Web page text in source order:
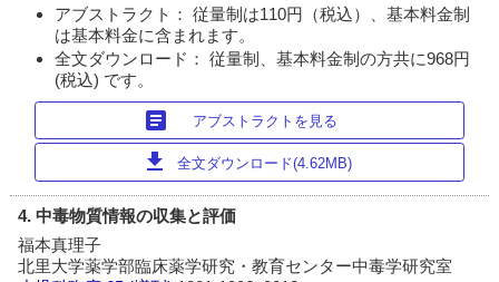
アブストラクト： 従量制は110円（税込）、基本料金制
は基本料金に含まれます。
全文ダウンロード： 従量制、基本料金制の方共に968円
(税込) です。
article アブストラクトを見る
download 全文ダウンロード(4.62MB)
4. 中毒物質情報の収集と評価
福本真理子
北里大学薬学部臨床薬学研究・教育センター中毒学研究室